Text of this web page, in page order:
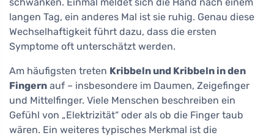
schwanken. Einmal meldet sich die Hand nach einem
langen Tag, ein anderes Mal ist sie ruhig. Genau diese
Wechselhaftigkeit führt dazu, dass die ersten
Symptome oft unterschätzt werden.
Am häufigsten treten Kribbeln und Kribbeln in den
Fingern auf – insbesondere im Daumen, Zeigefinger
und Mittelfinger. Viele Menschen beschreiben ein
Gefühl von „Elektrizität“ oder als ob die Finger taub
wären. Ein weiteres typisches Merkmal ist die